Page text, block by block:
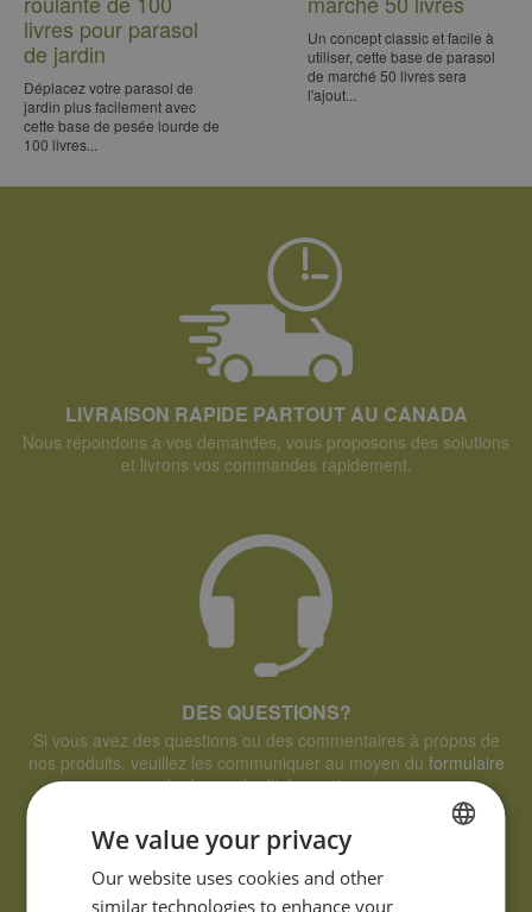
livres pour parasol
de jardin
Déplacez votre parasol de
jardin plus facilement avec
cette base de pesée lourde de
100 livres...
Un concept classic et facile à
utiliser, cette base de parasol
de marché 50 livres sera
l'ajout...
LIVRAISON RAPIDE PARTOUT AU CANADA
Nous répondons à vos demandes, vous proposons des solutions
et livrons vos commandes rapidement.
DES QUESTIONS?
Si vous avez des questions ou des commentaires à propos de
nos produits, veuillez les communiquer au moyen du formulaire
de demande d'informations.
FRENCH
We value your privacy
Our website uses cookies and other
similar technologies to enhance your